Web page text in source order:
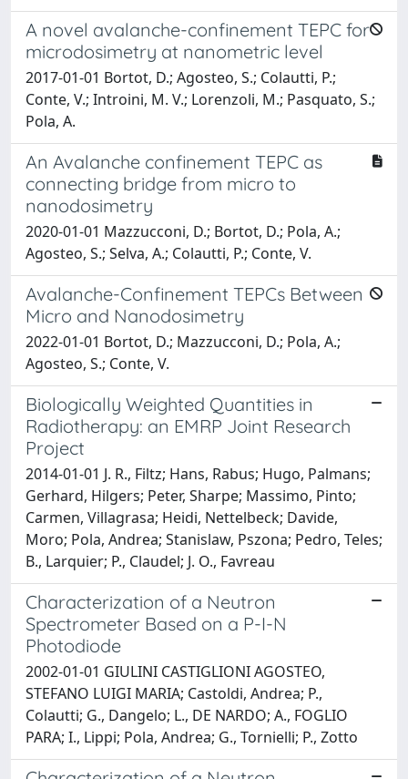
A novel avalanche-confinement TEPC for
microdosimetry at nanometric level
2017-01-01 Bortot, D.; Agosteo, S.; Colautti, P.;
Conte, V.; Introini, M. V.; Lorenzoli, M.; Pasquato, S.;
Pola, A.
An Avalanche confinement TEPC as
connecting bridge from micro to
nanodosimetry
2020-01-01 Mazzucconi, D.; Bortot, D.; Pola, A.;
Agosteo, S.; Selva, A.; Colautti, P.; Conte, V.
Avalanche-Confinement TEPCs Between
Micro and Nanodosimetry
2022-01-01 Bortot, D.; Mazzucconi, D.; Pola, A.;
Agosteo, S.; Conte, V.
Biologically Weighted Quantities in
Radiotherapy: an EMRP Joint Research
Project
2014-01-01 J. R., Filtz; Hans, Rabus; Hugo, Palmans;
Gerhard, Hilgers; Peter, Sharpe; Massimo, Pinto;
Carmen, Villagrasa; Heidi, Nettelbeck; Davide,
Moro; Pola, Andrea; Stanislaw, Pszona; Pedro, Teles;
B., Larquier; P., Claudel; J. O., Favreau
Characterization of a Neutron
Spectrometer Based on a P-I-N
Photodiode
2002-01-01 GIULINI CASTIGLIONI AGOSTEO,
STEFANO LUIGI MARIA; Castoldi, Andrea; P.,
Colautti; G., Dangelo; L., DE NARDO; A., FOGLIO
PARA; I., Lippi; Pola, Andrea; G., Tornielli; P., Zotto